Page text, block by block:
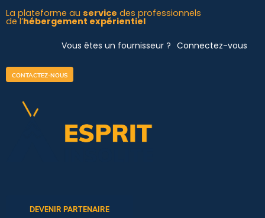
Aller
au
La plateforme au service des professionnels
de l’hébergement expérientiel
Vous êtes un fournisseur ? Connectez-vous
CONTACTEZ-NOUS
DEVENIR PARTENAIRE